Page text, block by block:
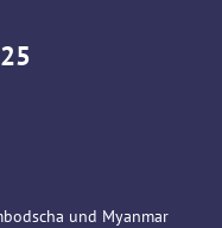
und Myanmar